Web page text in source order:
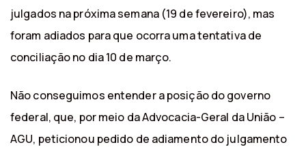
julgados na próxima semana (19 de fevereiro), mas
foram adiados para que ocorra uma tentativa de
conciliação no dia 10 de março.
Não conseguimos entender a posição do governo
federal, que, por meio da Advocacia-Geral da União –
AGU, peticionou pedido de adiamento do julgamento